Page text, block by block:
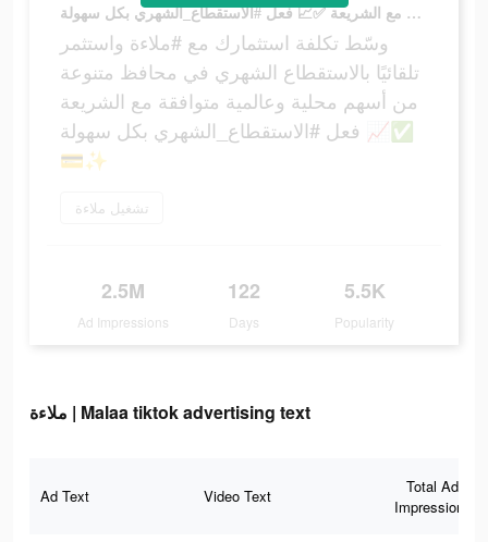
وسّط تكلفة استثمارك مع #ملاءة واستثمر تلقائيًا بالاستقطاع الشهري في محافظ متنوعة من أسهم محلية وعالمية متوافقة مع الشريعة ✅📈 فعل #الاستقطاع_الشهري بكل سهولة 💳✨
وسّط تكلفة استثمارك مع #ملاءة واستثمر
تلقائيًا بالاستقطاع الشهري في محافظ متنوعة
من أسهم محلية وعالمية متوافقة مع الشريعة
✅📈 فعل #الاستقطاع_الشهري بكل سهولة
💳✨
تشغيل ملاءة
2.5M
Ad Impressions
122
Days
5.5K
Popularity
ملاءة | Malaa tiktok advertising text
Ad Text Video Text
Total Ad
Impressions